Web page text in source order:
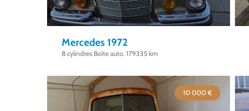
Mercedes 1972
8 cylindres Boîte auto. 179335 km
10 000 €